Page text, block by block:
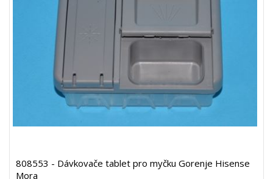
808553 - Dávkovače tablet pro myčku Gorenje Hisense
Mora